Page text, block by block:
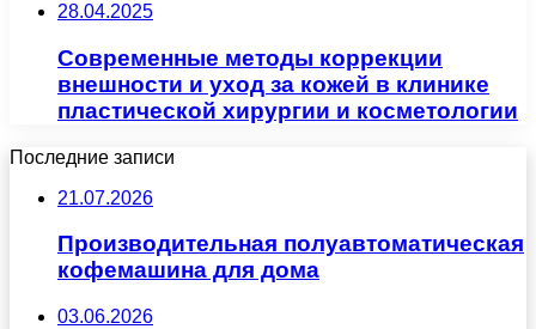
28.04.2025
Современные методы коррекции
внешности и уход за кожей в клинике
пластической хирургии и косметологии
Последние записи
21.07.2026
Производительная полуавтоматическая
кофемашина для дома
03.06.2026